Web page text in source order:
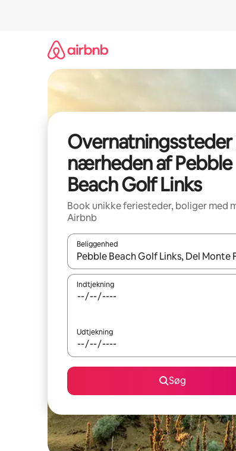
Overnatningssteder
nærheden af Pebble
Beach Golf Links
Book unikke feriesteder, boliger med
Airbnb
Beliggenhed
Når resultaterne er tilgængelige, skal du
Indtjekning
Udtjekning
Søg